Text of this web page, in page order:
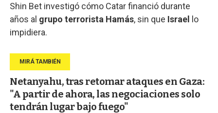
Shin Bet investigó cómo Catar financió durante
años al grupo terrorista Hamás, sin que Israel
lo
impidiera.
Netanyahu, tras retomar ataques en Gaza:
"A partir de ahora, las negociaciones solo
tendrán lugar bajo fuego"